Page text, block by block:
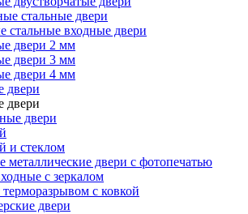
стальные двери
стальные входные двери
двери 2 мм
двери 3 мм
двери 4 мм
двери
двери
двери
и стеклом
металлические двери с фотопечатью
с зеркалом
с ковкой
двери